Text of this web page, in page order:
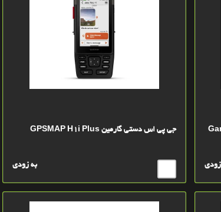
جی پی اس دستی گارمین GPSMAP H1i Plus
به زودی